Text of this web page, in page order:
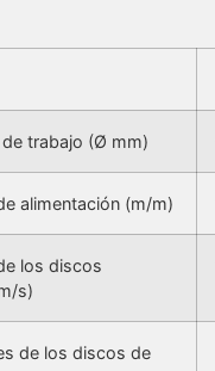
trabajo (Ø mm)
alimentación (m/m)
los discos
s)
de los discos de